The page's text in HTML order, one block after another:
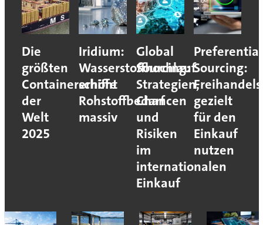
Die
größten
Containerschiffe
der
Welt
2025
Iridium:
Wasserstoffhochlauf
erhöht
Rohstoffbedarf
massiv
Global
Sourcing:
Strategien,
Chancen
und
Risiken
im
internationalen
Einkauf
Preferential
Sourcing:
gezielt
für den
Einkauf
nutzen